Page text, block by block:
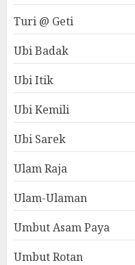
Turi @ Geti
Ubi Badak
Ubi Itik
Ubi Kemili
Ubi Sarek
Ulam Raja
Ulam-Ulaman
Umbut Asam Paya
Umbut Rotan